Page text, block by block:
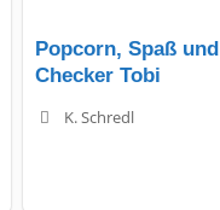
Popcorn, Spaß und
Checker Tobi
K. Schredl